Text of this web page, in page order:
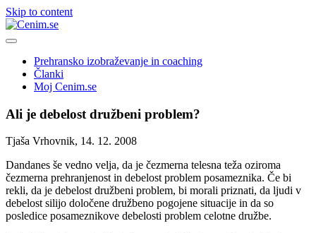
Skip to content
Prehransko izobraževanje in coaching
Članki
Moj Cenim.se
Ali je debelost družbeni problem?
Tjaša Vrhovnik, 14. 12. 2008
Dandanes še vedno velja, da je čezmerna telesna teža oziroma
čezmerna prehranjenost in debelost problem posameznika. Če bi
rekli, da je debelost družbeni problem, bi morali priznati, da ljudi v
debelost silijo določene družbeno pogojene situacije in da so
posledice posameznikove debelosti problem celotne družbe.